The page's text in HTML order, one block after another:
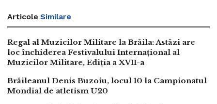
Articole Similare
Regal al Muzicilor Militare la Brăila: Astăzi are
loc închiderea Festivalului Internațional al
Muzicilor Militare, Ediția a XVII-a
Brăileanul Denis Buzoiu, locul 10 la Campionatul
Mondial de atletism U20